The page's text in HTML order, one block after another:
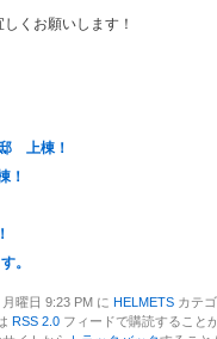
くお願いします！
上棟！
！
。
曜日 9:23 PM に HELMETS カテ
RSS 2.0フィードで購読すること